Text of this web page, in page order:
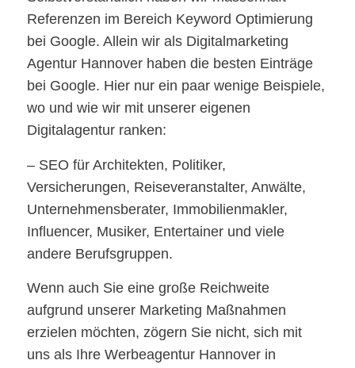
Referenzen im Bereich Keyword Optimierung
bei Google. Allein wir als Digitalmarketing
Agentur Hannover haben die besten Einträge
bei Google. Hier nur ein paar wenige Beispiele,
wo und wie wir mit unserer eigenen
Digitalagentur ranken:
– SEO für Architekten, Politiker,
Versicherungen, Reiseveranstalter, Anwälte,
Unternehmensberater, Immobilienmakler,
Influencer, Musiker, Entertainer und viele
andere Berufsgruppen.
Wenn auch Sie eine große Reichweite
aufgrund unserer Marketing Maßnahmen
erzielen möchten, zögern Sie nicht, sich mit
uns als Ihre Werbeagentur Hannover in